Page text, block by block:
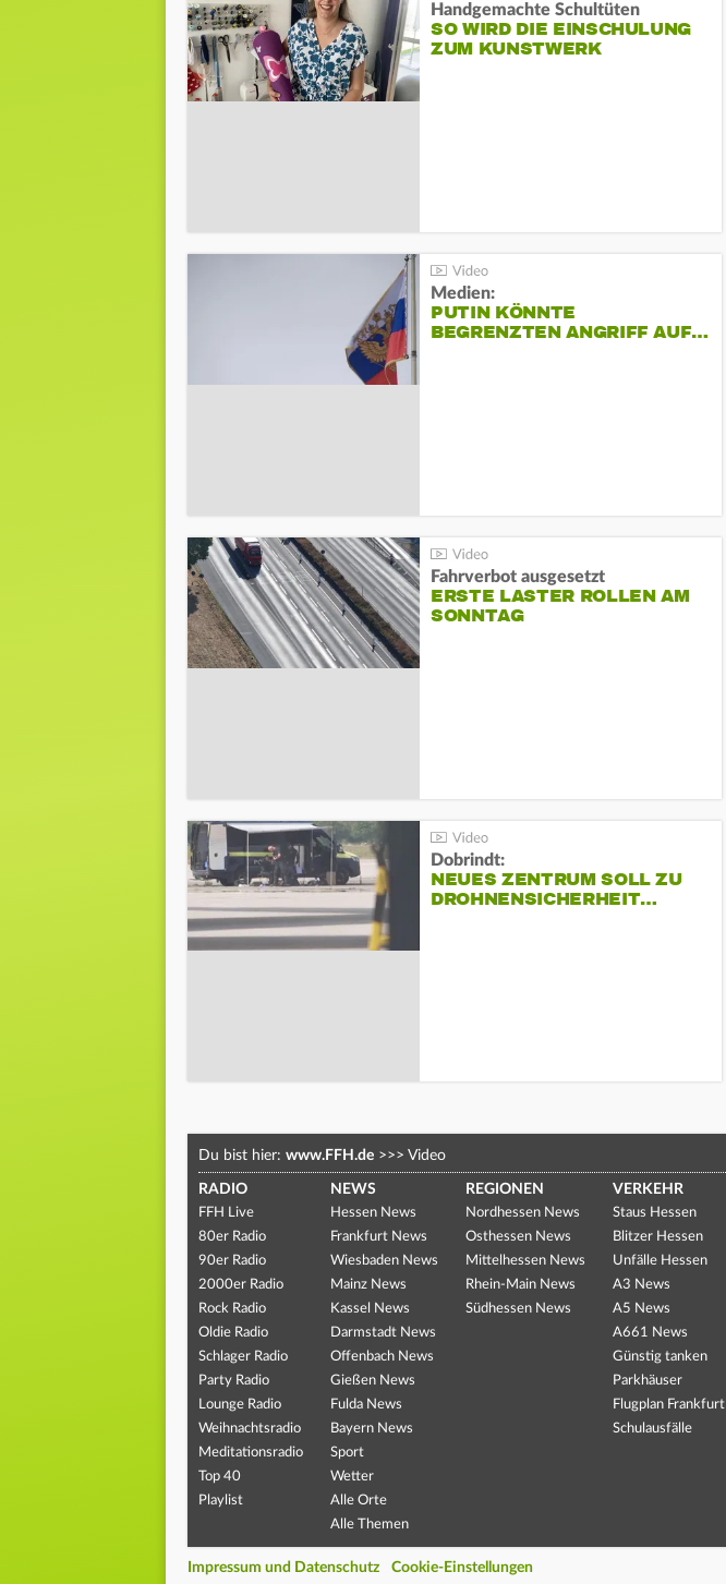
Handgemachte Schultüten
SO WIRD DIE EINSCHULUNG
ZUM KUNSTWERK
Medien:
PUTIN KÖNNTE
BEGRENZTEN ANGRIFF AUF…
Fahrverbot ausgesetzt
ERSTE LASTER ROLLEN AM
SONNTAG
Dobrindt:
NEUES ZENTRUM SOLL ZU
DROHNENSICHERHEIT…
Du bist hier: www.FFH.de >>> Video
RADIO
FFH Live
80er Radio
90er Radio
2000er Radio
Rock Radio
Oldie Radio
Schlager Radio
Party Radio
Lounge Radio
Weihnachtsradio
Meditationsradio
Top 40
Playlist
NEWS
Hessen News
Frankfurt News
Wiesbaden News
Mainz News
Kassel News
Darmstadt News
Offenbach News
Gießen News
Fulda News
Bayern News
Sport
Wetter
Alle Orte
Alle Themen
REGIONEN
Nordhessen News
Osthessen News
Mittelhessen News
Rhein-Main News
Südhessen News
VERKEHR
Staus Hessen
Blitzer Hessen
Unfälle Hessen
A3 News
A5 News
A661 News
Günstig tanken
Parkhäuser
Flugplan Frankfurt
Schulausfälle
Impressum und Datenschutz Cookie-Einstellungen